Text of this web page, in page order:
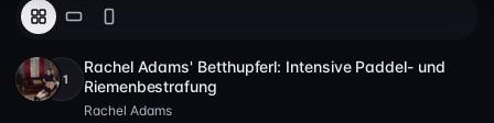
Full HD
+1
Rachel Adams' Betthupferl: Intensive Paddel- und
Riemenbestrafung
Rachel Adams